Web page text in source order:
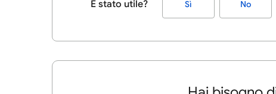
È stato utile? Sì No